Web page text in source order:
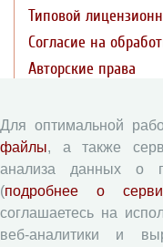
Типовой
Согласие на
Авторские права
Рецензентам
Памятка рецензенту
Форма рецензии
Для оптимальной
файлы, а также
анализа данных о
(подробнее о
соглашаетесь на
веб-аналитики и